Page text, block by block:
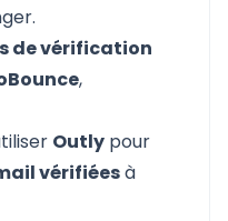
de vérification
,
Outly pour
vérifiéesà